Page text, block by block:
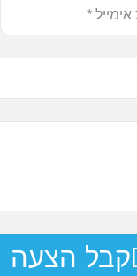
קבל הצעה